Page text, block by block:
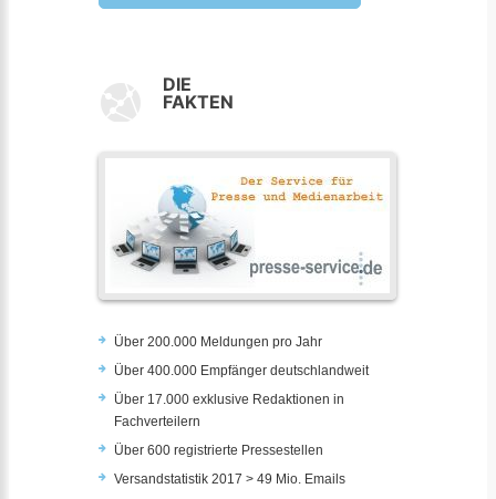
DIE
FAKTEN
Über 200.000 Meldungen pro Jahr
Über 400.000 Empfänger deutschlandweit
Über 17.000 exklusive Redaktionen in
Fachverteilern
Über 600 registrierte Pressestellen
Versandstatistik 2017 > 49 Mio. Emails